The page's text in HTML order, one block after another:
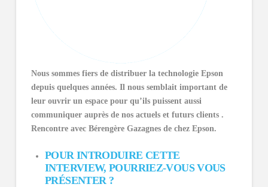
Nous sommes fiers de distribuer la technologie Epson
depuis quelques années. Il nous semblait important de
leur ouvrir un espace pour qu’ils puissent aussi
communiquer auprès de nos actuels et futurs clients .
Rencontre avec Bérengère Gazagnes de chez Epson.
POUR INTRODUIRE CETTE
INTERVIEW, POURRIEZ-VOUS VOUS
PRÉSENTER ?